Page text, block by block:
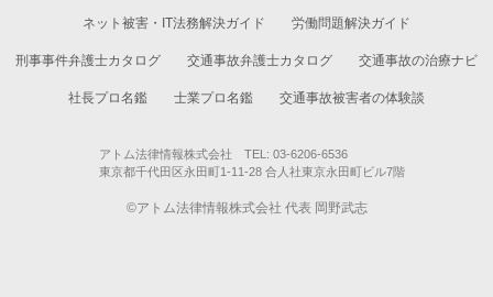
ネット被害・IT法務解決ガイド 労働問題解決ガイド
刑事事件弁護士カタログ 交通事故弁護士カタログ 交通事故の治療ナビ
社長プロ名鑑 士業プロ名鑑 交通事故被害者の体験談
アトム法律情報株式会社 TEL: 03-6206-6536
東京都千代田区永田町1-11-28 合人社東京永田町ビル7階
©アトム法律情報株式会社 代表 岡野武志